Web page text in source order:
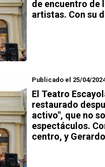
de encuentro de
artistas. Con su
Publicado el 25/04/
El Teatro
restaurado
activo", que no
espectáculos.
centro, y